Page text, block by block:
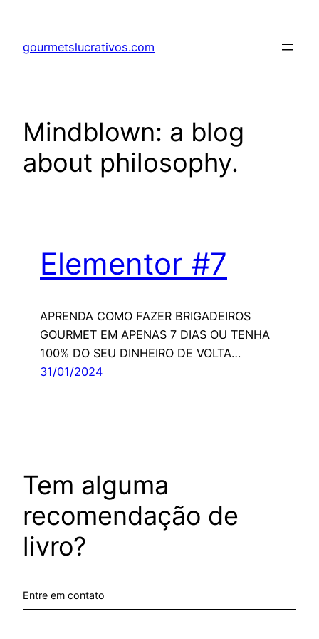
gourmetslucrativos.com
Mindblown: a blog
about philosophy.
Elementor #7
APRENDA COMO FAZER BRIGADEIROS
GOURMET EM APENAS 7 DIAS OU TENHA
100% DO SEU DINHEIRO DE VOLTA…
31/01/2024
Tem alguma
recomendação de
livro?
Entre em contato